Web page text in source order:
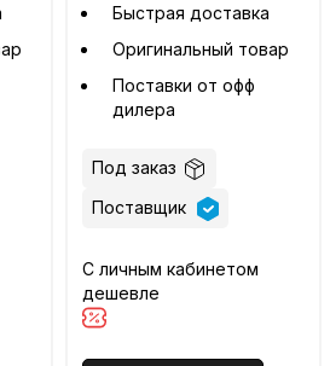
Быстрая доставка
Оригинальный товар
Поставки от офф
дилера
Под заказ
Поставщик
С личным кабинетом
дешевле